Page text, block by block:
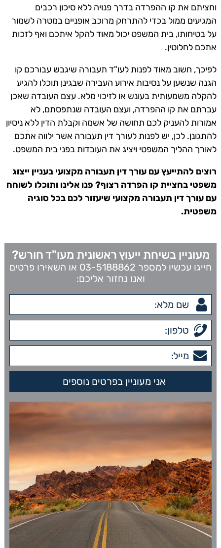
וחציתם את קו ההפרדה בדרך פנויה ללא סיכון רכבים
המגיעים ממול בכדי להתרחק מרוכב אופניים במטרה לשמור
על בטיחותו, בית המשפט יכול מאוד להקל איתכם ואף לזכות
אתכם לחלוטין.
לפיכך, חשוב מאוד לפנות לעו"ד תעבורה שיגבש עבורכם קו
הגנה שנשען על נסיבות אירוע העבירה שבגינן תוכלו להגיע
להקלה משמעותית בעונש או לזיכוי מלא. עצם העובדה שאכן
עברתם את קו ההפרדה, ועצם העובדה שנתפסתם, לא
אמורות להעניק לכם תחושה של אשמה וקבלת הדין ללא ניסיון
להתגונן. לכן, יש לפנות לעורך דין תעבורה אשר ילווה אתכם
לאורך ההליך המשפטי ויציג את העובדות בפני בית המשפט.
רוצים להתייעץ עם עורך דין תעבורה מקצועי בעניין ייצוג
משפטי בחציית קו הפרדה רצוף? פנו אלינו ותוכלו לשוחח
עם עורך דין תעבורה מקצועי שיעזור לכם בכל סוגיה
משפטית.
מעוניין בשיחת ייעוץ ראשונית מעו"ד חורש?
חייגו עכשיו למספר 03-5188862 או השאירו פרטים
ואנו נחזור אליכם: